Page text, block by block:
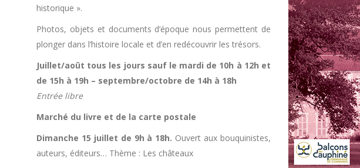
historique ».
Photos, objets et documents d’époque nous permettent de
plonger dans l’histoire locale et d’en redécouvrir les trésors.
Juillet/août tous les jours sauf le mardi de 10h à 12h et
de 15h à 19h – septembre/octobre de 14h à 18h
Entrée libre
Marché du livre et de la carte postale
Dimanche 15 juillet de 9h à 18h. Ouvert aux bouquinistes,
auteurs, éditeurs… Thème : Les châteaux